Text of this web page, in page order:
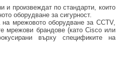
и произвеждат по стандарти, които
оборудване за сигурност.
мрежовото оборудване за CCTV,
мрежови брандове (като Cisco или
върху спецификите на